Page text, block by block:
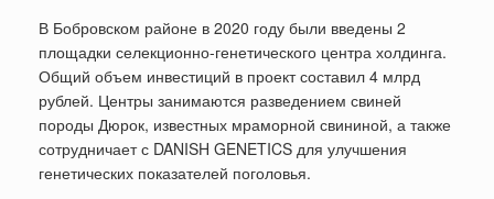
В Бобровском районе в 2020 году были введены 2
площадки селекционно-генетического центра холдинга.
Общий объем инвестиций в проект составил 4 млрд
рублей. Центры занимаются разведением свиней
породы Дюрок, известных мраморной свининой, а также
сотрудничает с DANISH GENETICS для улучшения
генетических показателей поголовья.